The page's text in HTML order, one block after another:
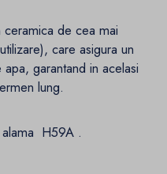
de cea mai
care asigura un
garantand in acelasi
lung.
alama H59A .